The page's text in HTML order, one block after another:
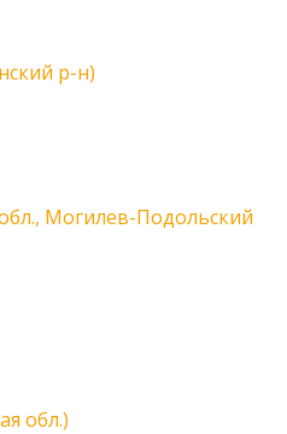
р-н)
Могилев-Подольский
обл.)